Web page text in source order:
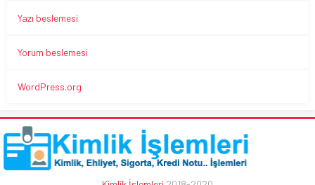
Yazı beslemesi
Yorum beslemesi
WordPress.org